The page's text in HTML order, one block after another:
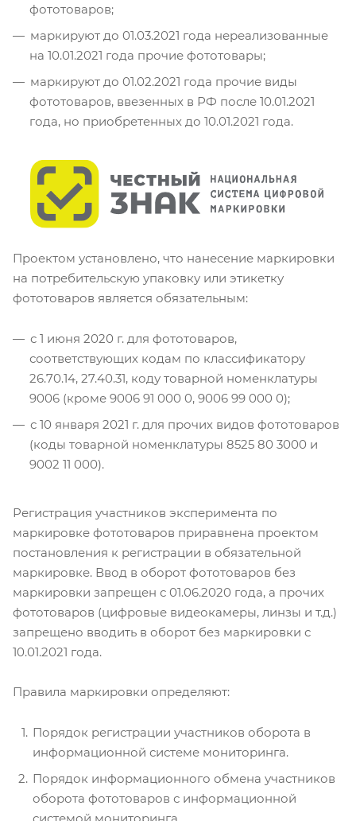
фототоваров;
маркируют до 01.03.2021 года нереализованные
на 10.01.2021 года прочие фототовары;
маркируют до 01.02.2021 года прочие виды
фототоваров, ввезенных в РФ после 10.01.2021
года, но приобретенных до 10.01.2021 года.
Проектом установлено, что нанесение маркировки
на потребительскую упаковку или этикетку
фототоваров является обязательным:
с 1 июня 2020 г. для фототоваров,
соответствующих кодам по классификатору
26.70.14, 27.40.31, коду товарной номенклатуры
9006 (кроме 9006 91 000 0, 9006 99 000 0);
с 10 января 2021 г. для прочих видов фототоваров
(коды товарной номенклатуры 8525 80 3000 и
9002 11 000).
Регистрация участников эксперимента по
маркировке фототоваров приравнена проектом
постановления к регистрации в обязательной
маркировке. Ввод в оборот фототоваров без
маркировки запрещен с 01.06.2020 года, а прочих
фототоваров (цифровые видеокамеры, линзы и т.д.)
запрещено вводить в оборот без маркировки с
10.01.2021 года.
Правила маркировки определяют:
Порядок регистрации участников оборота в
информационной системе мониторинга.
Порядок информационного обмена участников
оборота фототоваров с информационной